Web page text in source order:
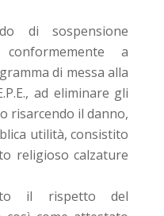
di sospensione
conformemente a
di messa alla
ad eliminare gli
risarcendo il danno,
utilità, consistito
religioso calzature
il rispetto del